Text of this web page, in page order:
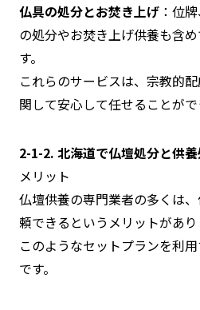
仏具の処分とお焚き上げ：位
の処分やお焚き上げ供養も含
す。
これらのサービスは、宗教的
関して安心して任せることがで
2-1-2. 北海道で仏壇処分と供
メリット
仏壇供養の専門業者の多くは
頼できるというメリットがあり
このようなセットプランを利
です。